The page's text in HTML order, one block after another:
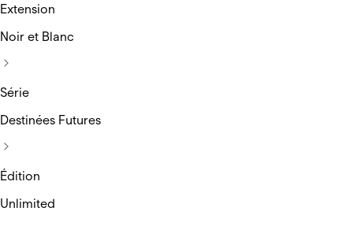
Extension
Noir et Blanc
Série
Destinées Futures
Édition
Unlimited